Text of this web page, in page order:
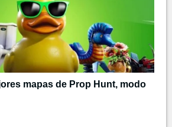
mapas de Prop Hunt, modo